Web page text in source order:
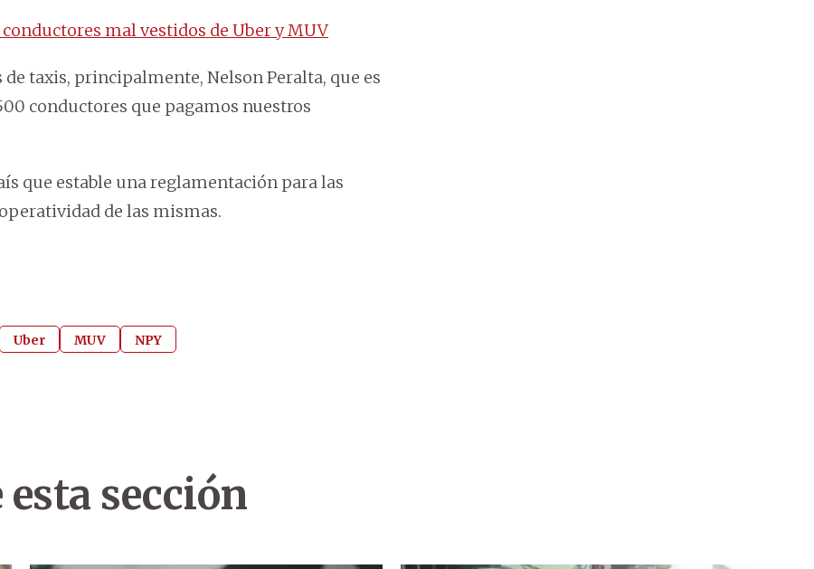
mal vestidos de Uber y MUV
de taxis, principalmente, Nelson Peralta, que es
conductores que pagamos nuestros
que estable una reglamentación para las
de las mismas.
Uber MUV NPY
sección